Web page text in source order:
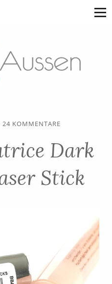
24 KOMMENTARE
Dark
Stick